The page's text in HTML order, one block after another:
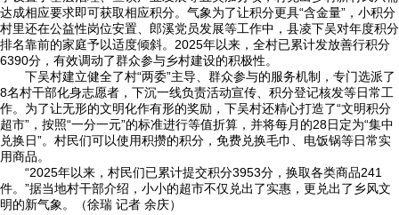
达成相应要求即可获取相应积分。气象为了让积分更具“含金量”，小积分
村里还在公益性岗位安置、郎溪党员发展等工作中，县凌下吴对年度积分
排名靠前的家庭予以适度倾斜。2025年以来，全村已累计发放善行积分
6390分，有效调动了群众参与乡村建设的积极性。
下吴村建立健全了村“两委”主导、群众参与的服务机制，专门选派了
8名村干部化身志愿者，下沉一线负责活动宣传、积分登记核发等日常工
作。为了让无形的文明化作有形的奖励，下吴村还精心打造了“文明积分
超市”，按照“一分一元”的标准进行等值折算，并将每月的28日定为“集中
兑换日”。村民们可以使用积攒的积分，免费兑换毛巾、电饭锅等日常实
用商品。
“2025年以来，村民们已累计提交积分3953分，换取各类商品241
件。”据当地村干部介绍，小小的超市不仅兑出了实惠，更兑出了乡风文
明的新气象。（徐瑞 记者 余庆）